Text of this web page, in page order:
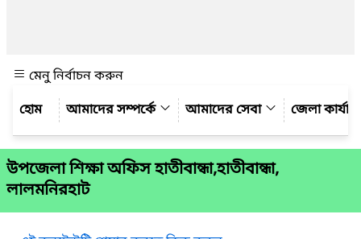
মেনু নির্বাচন করুন
আমাদের সম্পর্কে
আমাদের সেবা জেলা
উপজেলা শিক্ষা অফিস হাতীবান্ধা,হাতীবান্ধা,
লালমনিরহাট